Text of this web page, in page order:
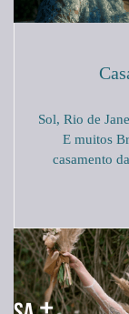
Sol, Rio de
E muitos
casamento